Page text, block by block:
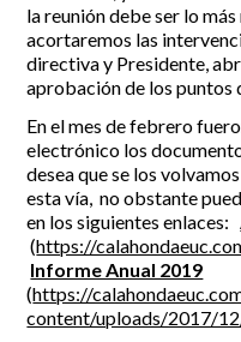
Parque
Senda litoral
Ruta a pie
Ruta de árboles
Parque Canino
Vivero de
la reunión debe ser lo
acortaremos las
directiva y Presidente,
aprobación de los puntos
En el mes de febrero
electrónico los
desea que se los
esta vía, no obstante
en los siguientes enlaces:
(https://
Informe Anual 2019
(https://
content/uploads/2017/